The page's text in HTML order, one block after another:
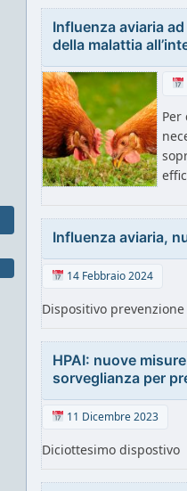
Influenza aviaria
della malattia
Influenza aviaria,
14 Febbraio 2024
Dispositivo
HPAI: nuove
sorveglianza per
11 Dicembre 2023
Diciottesimo dispostivo